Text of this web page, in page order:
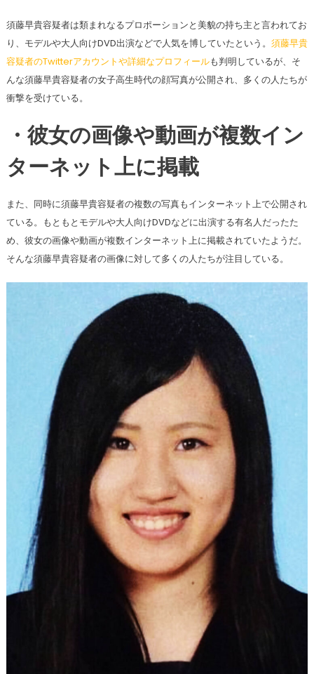
須藤早貴容疑者は類まれなるプロポーションと美貌の持ち主と言われてお
り、モデルや大人向けDVD出演などで人気を博していたという。 須藤早貴
容疑者のTwitterアカウントや詳細なプロフィールも判明しているが、そ
んな須藤早貴容疑者の女子高生時代の顔写真が公開され、多くの人たちが
衝撃を受けている。
・彼女の画像や動画が複数イン
ターネット上に掲載
また、同時に須藤早貴容疑者の複数の写真もインターネット上で公開され
ている。もともとモデルや大人向けDVDなどに出演する有名人だったた
め、彼女の画像や動画が複数インターネット上に掲載されていたようだ。
そんな須藤早貴容疑者の画像に対して多くの人たちが注目している。